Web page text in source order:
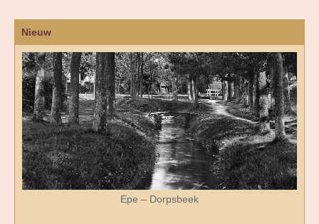
Nieuw
Epe – Dorpsbeek